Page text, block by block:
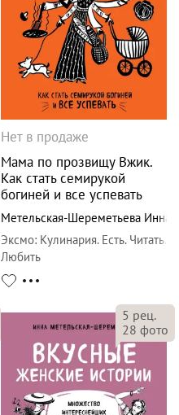
Нет в продаже
Мама по прозвищу Вжик.
Как стать семирукой
богиней и все успевать
Метельская-Шереметьева Инна
Эксмо: Кулинария. Есть. Читать.
Любить
5 рец.
28 фото